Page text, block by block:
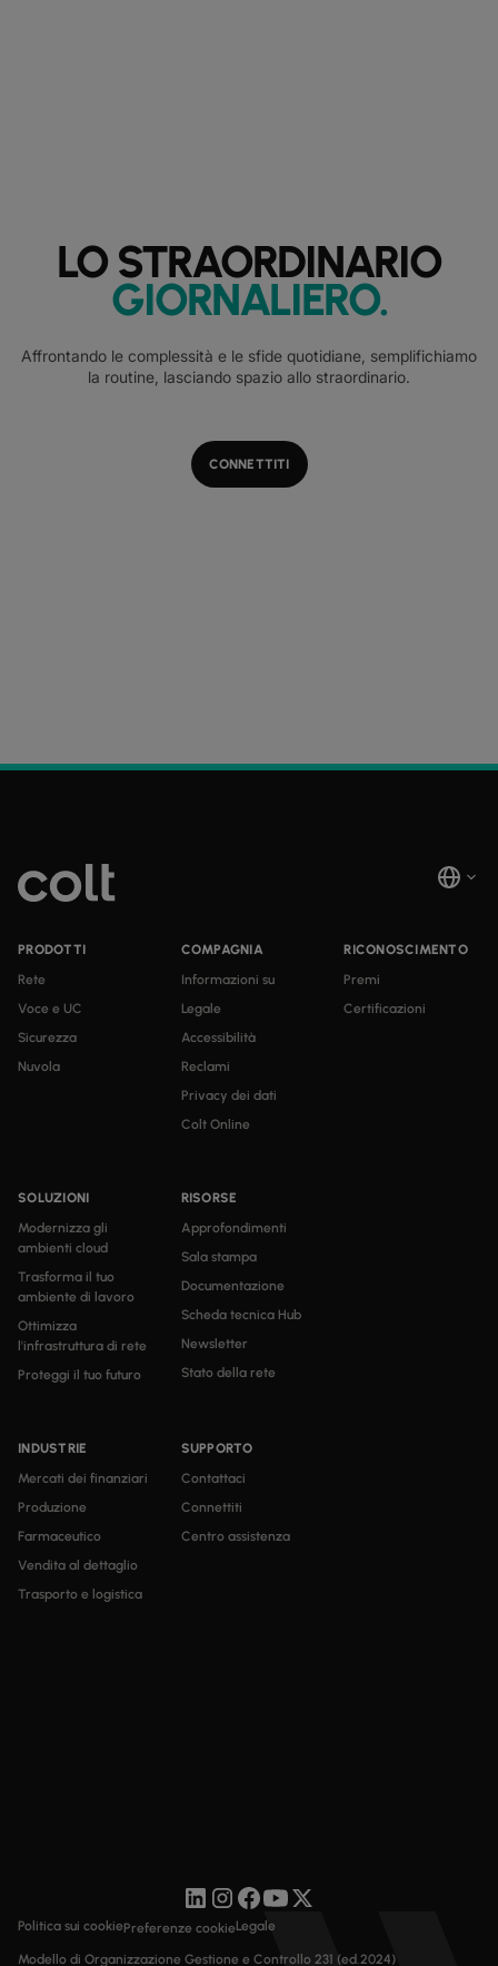
LO STRAORDINARIO
GIORNALIERO.
Affrontando le complessità e le sfide quotidiane, semplifichiamo
la routine, lasciando spazio allo straordinario.
CONNETTITI
PRODOTTI
Rete
Voce e UC
Sicurezza
Nuvola
SOLUZIONI
Modernizza gli
ambienti cloud
Trasforma il tuo
ambiente di lavoro
Ottimizza
l'infrastruttura di rete
Proteggi il tuo futuro
INDUSTRIE
Mercati dei finanziari
Produzione
Farmaceutico
Vendita al dettaglio
Trasporto e logistica
RISORSE
Approfondimenti
Sala stampa
Documentazione
Scheda tecnica Hub
Newsletter
Stato della rete
COMPAGNIA
Informazioni su
Legale
Accessibilità
Reclami
Privacy dei dati
Colt Online
SUPPORTO
Contattaci
Connettiti
Centro assistenza
RICONOSCIMENTO
Premi
Certificazioni
Politica sui cookiePreferenze cookieLegale
Modello di Organizzazione Gestione e Controllo 231 (ed.2024)